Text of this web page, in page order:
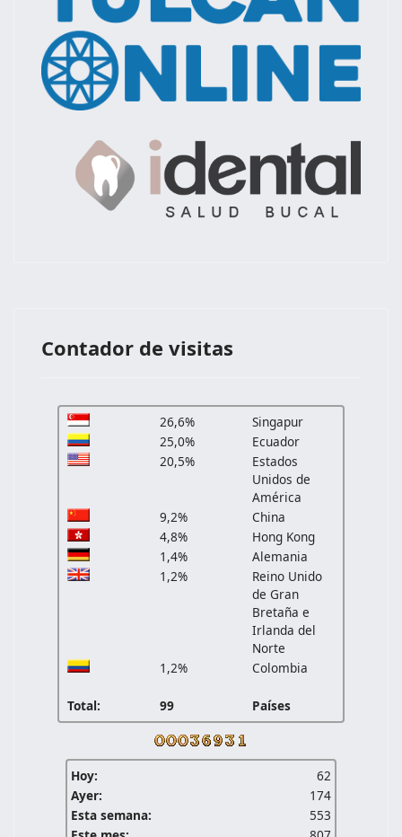
Contador de visitas
26,6%
Singapur
25,0%
Ecuador
20,5%
Estados
Unidos de
América
9,2%
China
4,8%
Hong Kong
1,4%
Alemania
1,2%
Reino Unido
de Gran
Bretaña e
Irlanda del
Norte
1,2%
Colombia
Total: 99 Países
Hoy:
62
Ayer:
174
Esta semana:
553